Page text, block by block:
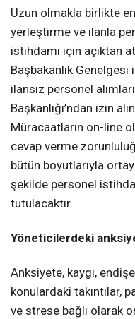
Uzun olmakla birlikte
yerleştirme ve ilanla
istihdamı için açıktan
Başbakanlık
ilansız personel
Başkanlığı’ndan izin
Müracaatların on-line
cevap verme
bütün boyutlarıyla
şekilde personel
tutulacaktır.
Yöneticilerdeki
Anksiyete, kaygı,
konulardaki takıntılar,
ve strese bağlı olarak